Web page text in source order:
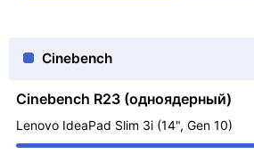
Cinebench
Cinebench R23 (одноядерный)
Lenovo IdeaPad Slim 3i (14", Gen 10)